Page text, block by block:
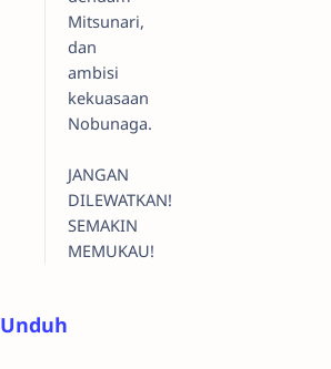
Mitsunari,
dan
ambisi
kekuasaan
Nobunaga.
JANGAN
DILEWATKAN!
SEMAKIN
MEMUKAU!
Unduh